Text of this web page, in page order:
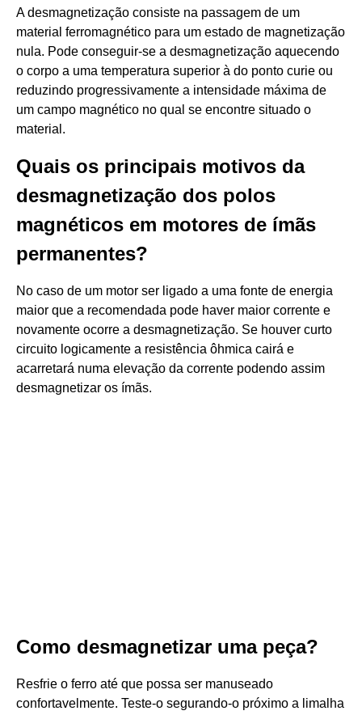
A desmagnetização consiste na passagem de um
material ferromagnético para um estado de magnetização
nula. Pode conseguir-se a desmagnetização aquecendo
o corpo a uma temperatura superior à do ponto curie ou
reduzindo progressivamente a intensidade máxima de
um campo magnético no qual se encontre situado o
material.
Quais os principais motivos da
desmagnetização dos polos
magnéticos em motores de ímãs
permanentes?
No caso de um motor ser ligado a uma fonte de energia
maior que a recomendada pode haver maior corrente e
novamente ocorre a desmagnetização. Se houver curto
circuito logicamente a resistência ôhmica cairá e
acarretará numa elevação da corrente podendo assim
desmagnetizar os ímãs.
Como desmagnetizar uma peça?
Resfrie o ferro até que possa ser manuseado
confortavelmente. Teste-o segurando-o próximo a limalha